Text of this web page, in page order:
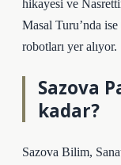
hikayesi ve
Masal Turu’nda
robotları yer alıyor.
Sazova
kadar?
Sazova Bilim,